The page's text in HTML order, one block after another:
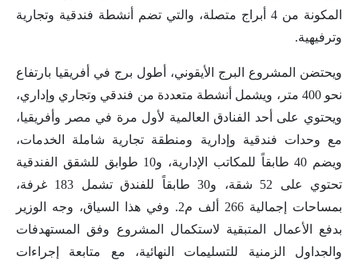
المكونة من 4 أبراج متصلة، والتي تضم أنشطة فندقية وتجارية
وترفيهية.
ويحتضن المشروع البرج الأيقوني، أطول برج في أفريقيا بارتفاع
نحو 400 متر، ويشمل أنشطة متعددة من فندقي وتجاري وإداري،
ويحتوي على أحد الفنادق العالمية لأول مرة في مصر وأفريقيا،
مع وحدات فندقية وإدارية ومنطقة تجارية شاملة الخدمات،
ويضم 40 طابقاً للمكاتب الإدارية، و10 طوابق للشقق الفندقية
تحتوي على 52 شقة، و30 طابقاً للفندق تشمل 183 غرفة،
بمساحات إجمالية 266 ألف م2. وفي هذا السياق، وجه الوزير
بدفع الأعمال المتبقية لاستكمال المشروع وفق المستهدفات
والجداول الزمنية للتسليمات النهائية، مع متابعة إجراءات